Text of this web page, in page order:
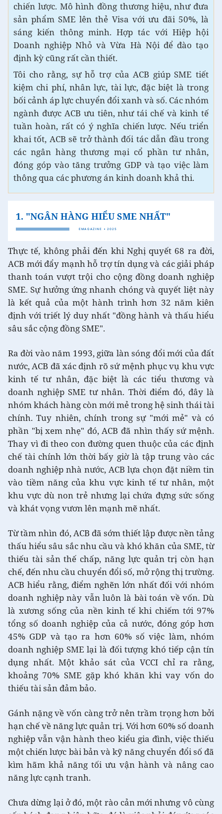
chiến lược. Mô hình đồng thương hiệu, như đưa
sản phẩm SME lên thẻ Visa với ưu đãi 50%, là
sáng kiến thông minh. Hợp tác với Hiệp hội
Doanh nghiệp Nhỏ và Vừa Hà Nội để đào tạo
định kỳ cũng rất cần thiết.
Tôi cho rằng, sự hỗ trợ của ACB giúp SME tiết
kiệm chi phí, nhân lực, tài lực, đặc biệt là trong
bối cảnh áp lực chuyển đổi xanh và số. Các nhóm
ngành được ACB ưu tiên, như tái chế và kinh tế
tuần hoàn, rất có ý nghĩa chiến lược. Nếu triển
khai tốt, ACB sẽ trở thành đối tác dẫn đầu trong
các ngân hàng thương mại cổ phần tư nhân,
đóng góp vào tăng trưởng GDP và tạo việc làm
thông qua các phương án kinh doanh khả thi.
Thực tế, không phải đến khi Nghị quyết 68 ra đời,
ACB mới đẩy mạnh hỗ trợ tín dụng và các giải pháp
thanh toán vượt trội cho cộng đồng doanh nghiệp
SME. Sự hưởng ứng nhanh chóng và quyết liệt này
là kết quả của một hành trình hơn 32 năm kiên
định với triết lý duy nhất "đồng hành và thấu hiểu
sâu sắc cộng đồng SME".
Ra đời vào năm 1993, giữa làn sóng đổi mới của đất
nước, ACB đã xác định rõ sứ mệnh phục vụ khu vực
kinh tế tư nhân, đặc biệt là các tiểu thương và
doanh nghiệp SME tư nhân. Thời điểm đó, đây là
nhóm khách hàng còn mới mẻ trong hệ sinh thái tài
chính. Tuy nhiên, chính trong sự "mới mẻ" và có
phần "bị xem nhẹ" đó, ACB đã nhìn thấy sứ mệnh.
Thay vì đi theo con đường quen thuộc của các định
chế tài chính lớn thời bấy giờ là tập trung vào các
doanh nghiệp nhà nước, ACB lựa chọn đặt niềm tin
vào tiềm năng của khu vực kinh tế tư nhân, một
khu vực dù non trẻ nhưng lại chứa đựng sức sống
và khát vọng vươn lên mạnh mẽ nhất.
Từ tầm nhìn đó, ACB đã sớm thiết lập được nền tảng
thấu hiểu sâu sắc nhu cầu và khó khăn của SME, từ
thiếu tài sản thế chấp, năng lực quản trị còn hạn
chế, đến nhu cầu chuyển đổi số, mở rộng thị trường.
ACB hiểu rằng, điểm nghẽn lớn nhất đối với nhóm
doanh nghiệp này vẫn luôn là bài toán về vốn. Dù
là xương sống của nền kinh tế khi chiếm tới 97%
tổng số doanh nghiệp của cả nước, đóng góp hơn
45% GDP và tạo ra hơn 60% số việc làm, nhóm
doanh nghiệp SME lại là đối tượng khó tiếp cận tín
dụng nhất. Một khảo sát của VCCI chỉ ra rằng,
khoảng 70% SME gặp khó khăn khi vay vốn do
thiếu tài sản đảm bảo.
Gánh nặng về vốn càng trở nên trầm trọng hơn bởi
hạn chế về năng lực quản trị. Với hơn 60% số doanh
nghiệp vẫn vận hành theo kiểu gia đình, việc thiếu
một chiến lược bài bản và kỹ năng chuyển đổi số đã
kìm hãm khả năng tối ưu vận hành và nâng cao
năng lực cạnh tranh.
Chưa dừng lại ở đó, một rào cản mới nhưng vô cùng